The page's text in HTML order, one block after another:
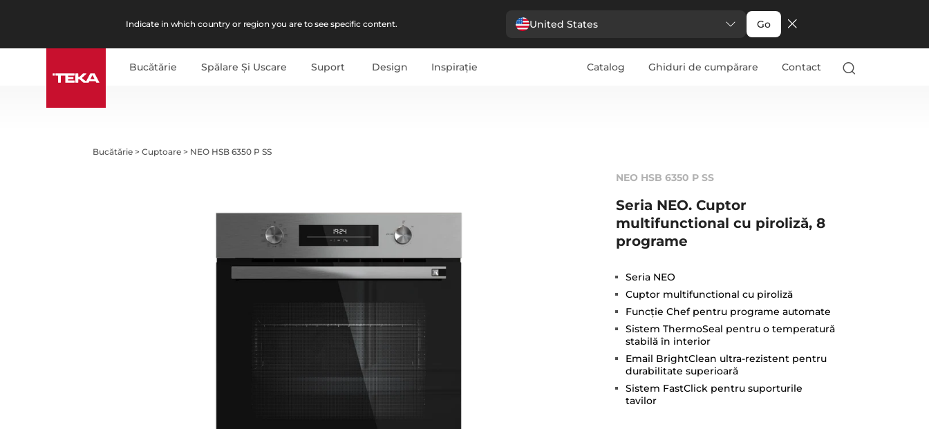
Indicate in which country or region you are to see specific content. United States Go
Bucătărie Spălare Şi Uscare Suport Design Inspirație Catalog Ghiduri de cumpărare Contact
Bucătărie >Cuptoare > NEO HSB 6350 P SS
NEO HSB 6350 P SS
Seria NEO. Cuptor
multifunctional cu piroliză, 8
programe
Seria NEO
Cuptor multifunctional cu piroliză
Funcție Chef pentru programe automate
Sistem ThermoSeal pentru o temperatură
stabilă în interior
Email BrightClean ultra-rezistent pentru
durabilitate superioară
Sistem FastClick pentru suporturile
tavilor